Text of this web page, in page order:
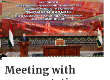
President of the
Republic of
Tajikistan
Meeting with